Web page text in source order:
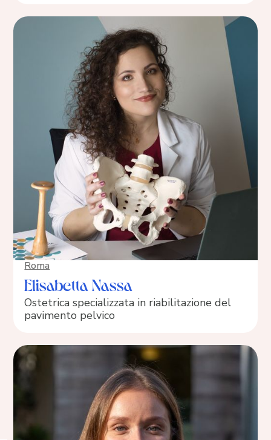
Roma
Elisabetta Nassa
Ostetrica specializzata in riabilitazione del
pavimento pelvico